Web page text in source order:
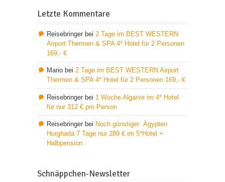
Letzte Kommentare
Reisebringer bei 2 Tage im BEST WESTERN
Airport Thermen & SPA 4* Hotel für 2 Personen
169,- €
Mario bei 2 Tage im BEST WESTERN Airport
Thermen & SPA 4* Hotel für 2 Personen 169,- €
Reisebringer bei 1 Woche Algarve im 4* Hotel
für nur 312 € pro Person
Reisebringer bei Noch günstiger: Ägypten
Hurghada 7 Tage nur 289 € im 5*Hotel +
Halbpension
Schnäppchen-Newsletter